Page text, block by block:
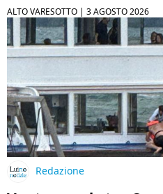
ALTO VARESOTTO | 3 AGOSTO 2026
Redazione